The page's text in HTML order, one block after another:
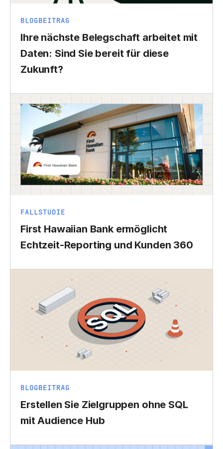
BLOGBEITRAG
Ihre nächste Belegschaft arbeitet mit
Daten: Sind Sie bereit für diese
Zukunft?
FALLSTUDIE
First Hawaiian Bank ermöglicht
Echtzeit-Reporting und Kunden 360
BLOGBEITRAG
Erstellen Sie Zielgruppen ohne SQL
mit Audience Hub